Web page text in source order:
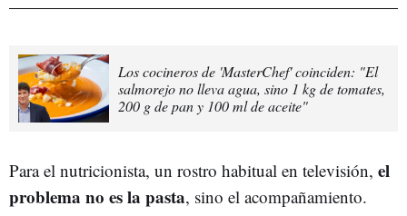
Los cocineros de 'MasterChef' coinciden: "El
salmorejo no lleva agua, sino 1 kg de tomates,
200 g de pan y 100 ml de aceite"
Para el nutricionista, un rostro habitual en televisión, el
problema no es la pasta, sino el acompañamiento.